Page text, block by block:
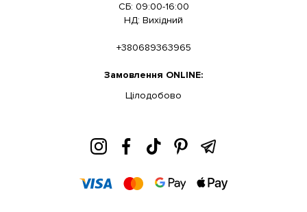
СБ: 09:00-16:00
НД: Вихідний
+380689363965
Замовлення ONLINE:
Цілодобово